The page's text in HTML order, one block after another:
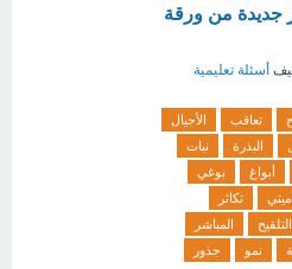
جديدة من ورقة
أسئلة تعليمية
تعاقب
الأجيال
البذرة
نبات
أبواغ
بوغي
تكاثر
التلقيح
المباشر
نمو
جذور